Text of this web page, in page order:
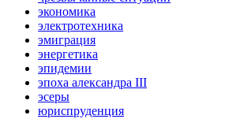
экономика
электротехника
эмиграция
энергетика
эпидемии
эпоха александра III
эсеры
юриспруденция